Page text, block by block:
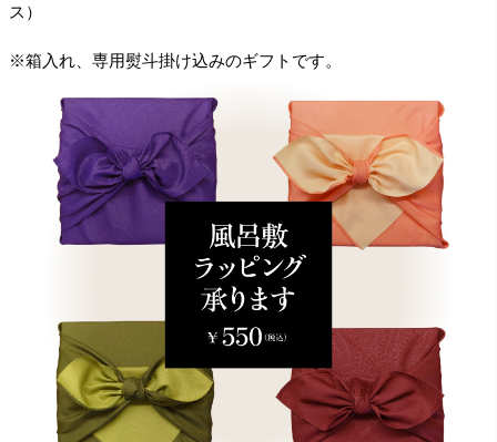
ス）
※箱入れ、専用熨斗掛け込みのギフトです。